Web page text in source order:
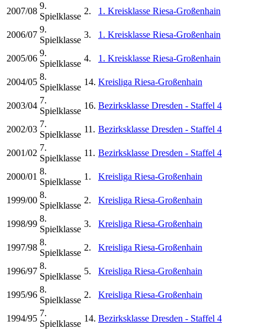
2007/08
9.
Spielklasse
2. 1. Kreisklasse Riesa-Großenhain
2006/07
9.
Spielklasse
3. 1. Kreisklasse Riesa-Großenhain
2005/06
9.
Spielklasse
4. 1. Kreisklasse Riesa-Großenhain
2004/05
8.
Spielklasse
14. Kreisliga Riesa-Großenhain
2003/04
7.
Spielklasse
16. Bezirksklasse Dresden - Staffel 4
2002/03
7.
Spielklasse
11. Bezirksklasse Dresden - Staffel 4
2001/02
7.
Spielklasse
11. Bezirksklasse Dresden - Staffel 4
2000/01
8.
Spielklasse
1. Kreisliga Riesa-Großenhain
1999/00
8.
Spielklasse
2. Kreisliga Riesa-Großenhain
1998/99
8.
Spielklasse
3. Kreisliga Riesa-Großenhain
1997/98
8.
Spielklasse
2. Kreisliga Riesa-Großenhain
1996/97
8.
Spielklasse
5. Kreisliga Riesa-Großenhain
1995/96
8.
Spielklasse
2. Kreisliga Riesa-Großenhain
1994/95
7.
Spielklasse
14. Bezirksklasse Dresden - Staffel 4